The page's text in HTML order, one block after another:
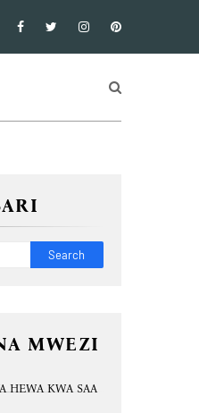
MWEZI
HEWA KWA SAA